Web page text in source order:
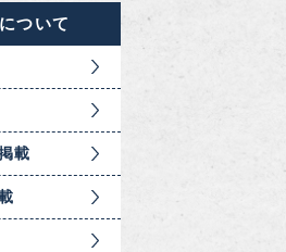
ついて
載